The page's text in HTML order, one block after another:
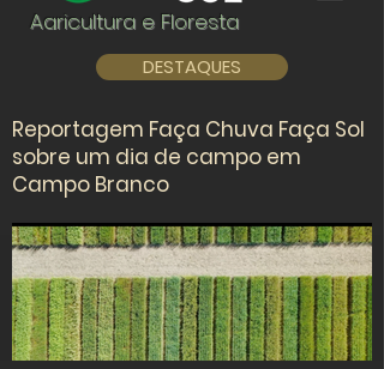
Agricultura e Floresta
DESTAQUES
Reportagem Faça Chuva Faça Sol
sobre um dia de campo em
Campo Branco